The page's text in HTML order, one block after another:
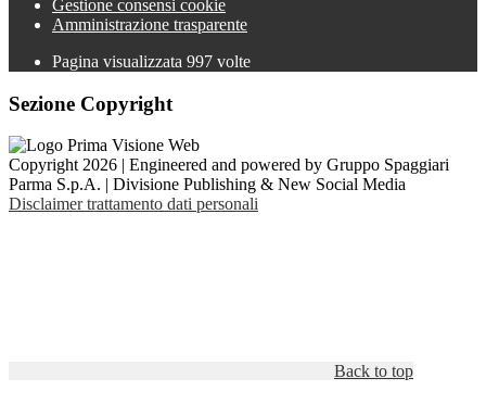
Gestione consensi cookie
Amministrazione trasparente
Pagina visualizzata 997 volte
Sezione Copyright
Copyright 2026 | Engineered and powered by Gruppo Spaggiari
Parma S.p.A. | Divisione Publishing & New Social Media
Disclaimer trattamento dati personali
Back to top